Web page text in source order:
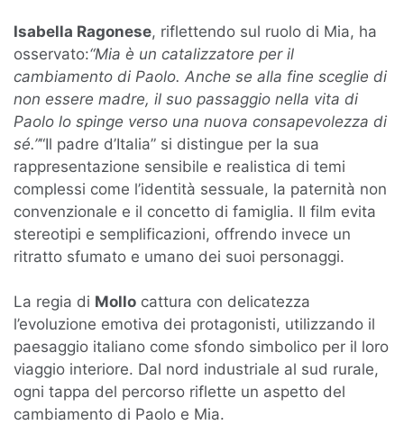
Isabella Ragonese, riflettendo sul ruolo di Mia, ha
osservato:“Mia è un catalizzatore per il
cambiamento di Paolo. Anche se alla fine sceglie di
non essere madre, il suo passaggio nella vita di
Paolo lo spinge verso una nuova consapevolezza di
sé.”“Il padre d’Italia” si distingue per la sua
rappresentazione sensibile e realistica di temi
complessi come l’identità sessuale, la paternità non
convenzionale e il concetto di famiglia. Il film evita
stereotipi e semplificazioni, offrendo invece un
ritratto sfumato e umano dei suoi personaggi.
La regia di Mollo cattura con delicatezza
l’evoluzione emotiva dei protagonisti, utilizzando il
paesaggio italiano come sfondo simbolico per il loro
viaggio interiore. Dal nord industriale al sud rurale,
ogni tappa del percorso riflette un aspetto del
cambiamento di Paolo e Mia.